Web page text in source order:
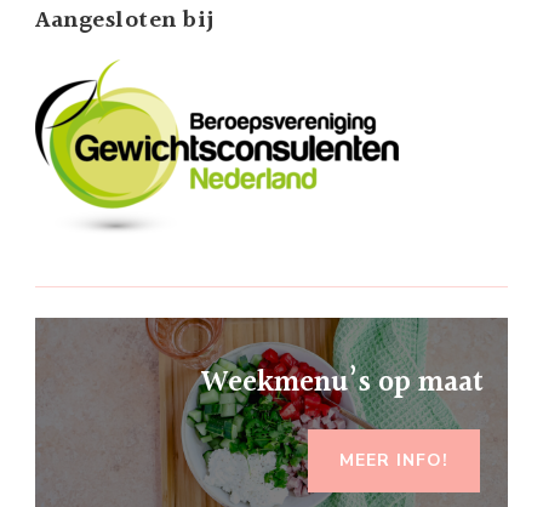
Aangesloten bij
Weekmenu’s op maat
MEER INFO!